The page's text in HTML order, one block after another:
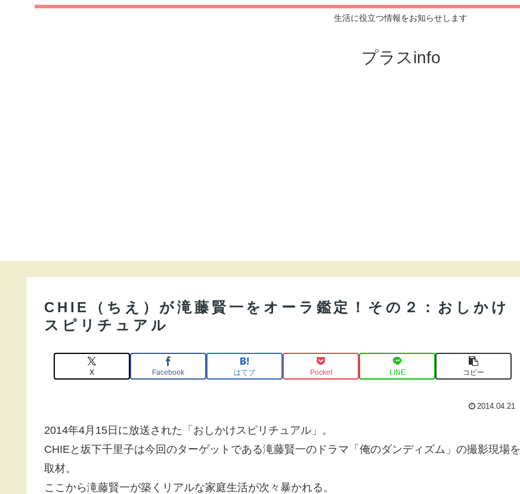
生活に役立つ情報をお知らせします
プラスinfo
CHIE（ちえ）が滝藤賢一をオーラ鑑定！その２：おしかけ
スピリチュアル
X Facebook はてブ Pocket LINE コピー
2014.04.21
2014年4月15日に放送された「おしかけスピリチュアル」。
CHIEと坂下千里子は今回のターゲットである滝藤賢一のドラマ「俺のダンディズム」の撮影現場を
取材。
ここから滝藤賢一が築くリアルな家庭生活が次々暴かれる。